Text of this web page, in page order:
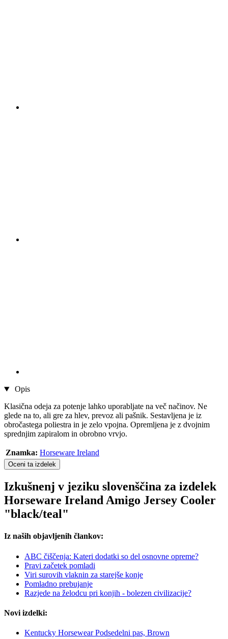
Opis
Klasična odeja za potenje lahko uporabljate na več načinov. Ne
glede na to, ali gre za hlev, prevoz ali pašnik. Sestavljena je iz
obročastega poliestra in je zelo vpojna. Opremljena je z dvojnim
sprednjim zapiralom in obrobno vrvjo.
Znamka: Horseware Ireland
Oceni ta izdelek
Izkušnenj v jeziku slovenščina za izdelek
Horseware Ireland Amigo Jersey Cooler
"black/teal"
Iz naših objavljenih člankov:
ABC čiščenja: Kateri dodatki so del osnovne opreme?
Pravi začetek pomladi
Viri surovih vlaknin za starejše konje
Pomladno prebujanje
Razjede na želodcu pri konjih - bolezen civilizacije?
Novi izdelki:
Kentucky Horsewear Podsedelni pas, Brown